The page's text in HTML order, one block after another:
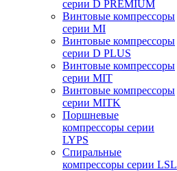
серии D PREMIUM
Винтовые компрессоры
серии MI
Винтовые компрессоры
серии D PLUS
Винтовые компрессоры
серии MIT
Винтовые компрессоры
серии MITK
Поршневые
компрессоры серии
LYPS
Спиральные
компрессоры серии LSL